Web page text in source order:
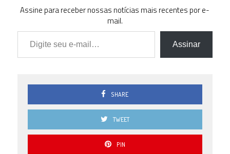
Assine para receber nossas notícias mais recentes por e-
mail.
Digite seu e-mail…
Assinar
SHARE
TWEET
PIN